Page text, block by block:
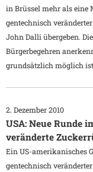
in Brüssel mehr als eine
gentechnisch
John Dalli übergeben.
Bürgerbegehren
grundsätzlich möglich
2. Dezember 2010
USA: Neue Runde
veränderte
Ein US-amerikanisches
gentechnisch